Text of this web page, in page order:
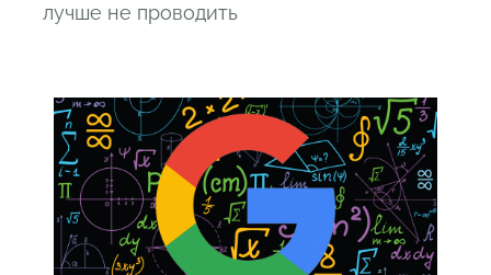
лучше не проводить